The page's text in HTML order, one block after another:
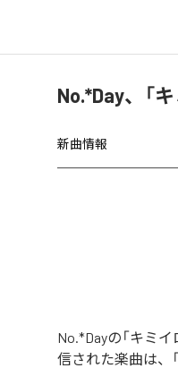
No.*Day、「
新曲情報
No.*Dayの「キミ
信された楽曲は、